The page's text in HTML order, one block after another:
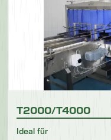
T2000/T4000
Ideal für